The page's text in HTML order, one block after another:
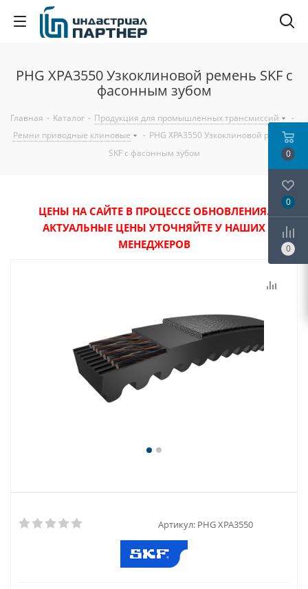
PHG XPA3550 Узкоклиновой ремень SKF с
фасонным зубом
Главная - Каталог - Продукция для промышленных трансмиссий
-
Ремни приводные клиновые
- PHG XPA3550 Узкоклиновой ремень
SKF с фасонным зубом
ЦЕНЫ НА САЙТЕ В ПРОЦЕССЕ ОБНОВЛЕНИЯ.
АКТУАЛЬНЫЕ ЦЕНЫ УТОЧНЯЙТЕ У НАШИХ
МЕНЕДЖЕРОВ
Артикул: PHG XPA3550
0
0
0